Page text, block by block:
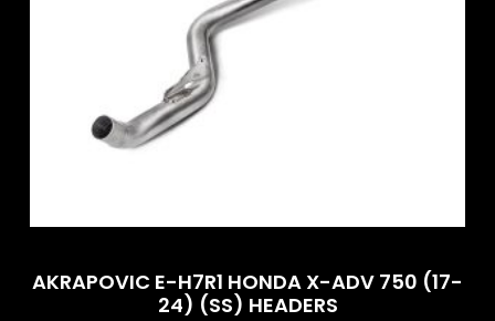
AKRAPOVIC E-H7R1 HONDA X-ADV 750 (17-
24) (SS) HEADERS